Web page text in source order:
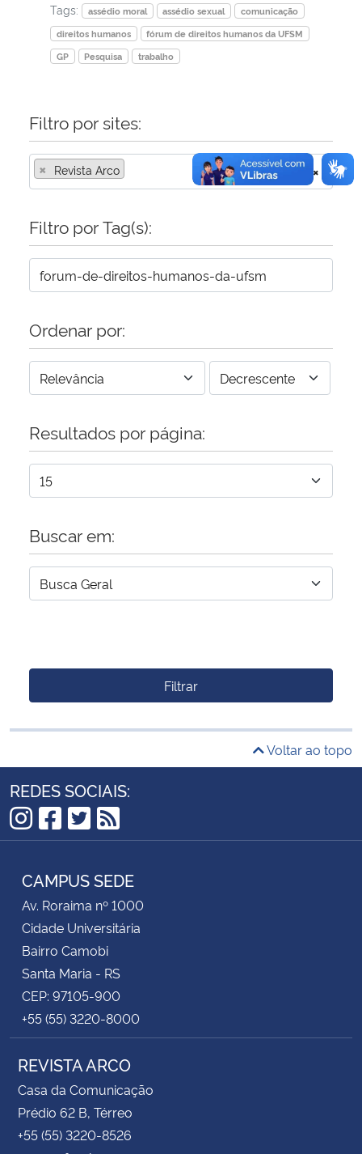
Tags:
assédio moral assédio sexual
comunicação
direitos humanos
fórum de direitos humanos da UFSM
GP
Pesquisa trabalho
Filtro por sites:
×
× Revista Arco
Filtro por Tag(s):
Ordenar por:
Resultados por página:
Buscar em:
Filtrar
Voltar ao topo
REDES SOCIAIS:
Instagram
Facebook
Twitter
RSS
CAMPUS SEDE
Av. Roraima nº 1000
Cidade Universitária
Bairro Camobi
Santa Maria - RS
CEP: 97105-900
+55 (55) 3220-8000
REVISTA ARCO
Casa da Comunicação
Prédio 62 B, Térreo
+55 (55) 3220-8526